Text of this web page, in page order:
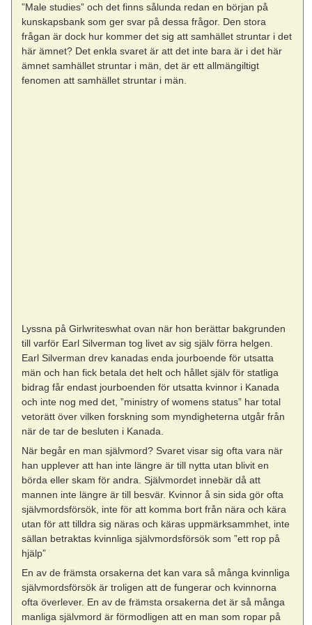
”Male studies” och det finns sålunda redan en början på
kunskapsbank som ger svar på dessa frågor. Den stora
frågan är dock hur kommer det sig att samhället struntar i det
här ämnet? Det enkla svaret är att det inte bara är i det här
ämnet samhället struntar i män, det är ett allmängiltigt
fenomen att samhället struntar i män.
Lyssna på Girlwriteswhat ovan när hon berättar bakgrunden
till varför Earl Silverman tog livet av sig själv förra helgen.
Earl Silverman drev kanadas enda jourboende för utsatta
män och han fick betala det helt och hållet själv för statliga
bidrag får endast jourboenden för utsatta kvinnor i Kanada
och inte nog med det, ”ministry of womens status” har total
vetorätt över vilken forskning som myndigheterna utgår från
när de tar de besluten i Kanada.
När begår en man självmord? Svaret visar sig ofta vara när
han upplever att han inte längre är till nytta utan blivit en
börda eller skam för andra. Självmordet innebär då att
mannen inte längre är till besvär. Kvinnor å sin sida gör ofta
självmordsförsök, inte för att komma bort från nära och kära
utan för att tilldra sig näras och käras uppmärksammhet, inte
sällan betraktas kvinnliga självmordsförsök som ”ett rop på
hjälp”
En av de främsta orsakerna det kan vara så många kvinnliga
självmordsförsök är troligen att de fungerar och kvinnorna
ofta överlever. En av de främsta orsakerna det är så många
manliga självmord är förmodligen att en man som ropar på